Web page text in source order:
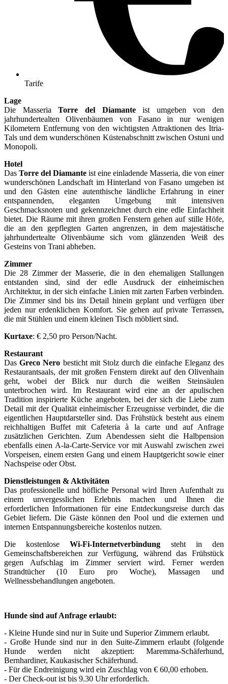
Tarife
Lage
Die MasseriaTorre del Diamanteist umgeben von den
jahrhundertealten Olivenbäumen von Fasano in nur wenigen
Kilometern Entfernung von den wichtigsten Attraktionen des Itria-
Tals und dem wunderschönen Küstenabschnitt zwischen Ostuni und
Monopoli.
Hotel
Das Torre del Diamante ist eine einladende Masseria, die von einer
wunderschönen Landschaft im Hinterland von Fasano umgeben ist
und den Gästen eine autenthische ländliche Erfahrung in einer
entspannenden, eleganten Umgebung mit intensiven
Geschmacksnoten und gekennzeichnet durch eine edle Einfachheit
bietet. Die Räume mit ihren großen Fenstern gehen auf stille Höfe,
die an den gepflegten Garten angrenzen, in dem majestätische
jahrhundertealte Olivenbäume sich vom glänzenden Weiß des
Gesteins von Trani abheben.
Zimmer
Die 28 Zimmer der Masserie, die in den ehemaligen Stallungen
entstanden sind, sind der edle Ausdruck der einheimischen
Architektur, in der sich einfache Linien mit zarten Farben verbinden.
Die Zimmer sind bis ins Detail hinein geplant und verfügen über
jeden nur erdenklichen Komfort. Sie gehen auf private Terrassen,
die mit Stühlen und einem kleinen Tisch möbliert sind.
Kurtaxe: € 2,50 pro Person/Nacht.
Restaurant
DasGreco Nero besticht mit Stolz durch die einfache Eleganz des
Restaurantsaals, der mit großen Fenstern direkt auf den Olivenhain
geht, wobei der Blick nur durch die weißen Steinsäulen
unterbrochen wird. Im Restaurant wird eine an der apulischen
Tradition inspirierte Küche angeboten, bei der sich die Liebe zum
Detail mit der Qualität einheimischer Erzeugnisse verbindet, die die
eigentlichen Hauptdarsteller sind. Das Frühstück besteht aus einem
reichhaltigen Buffet mit Cafeteria à la carte und auf Anfrage
zusätzlichen Gerichten. Zum Abendessen sieht die Halbpension
ebenfalls einen A-la-Carte-Service vor mit Auswahl zwischen zwei
Vorspeisen, einem ersten Gang und einem Hauptgericht sowie einer
Nachspeise oder Obst.
Dienstleistungen & Aktivitäten
Das professionelle und höfliche Personal wird Ihren Aufenthalt zu
einem unvergesslichen Erlebnis machen und Ihnen die
erforderlichen Informationen für eine Entdeckungsreise durch das
Gebiet liefern. Die Gäste können den Pool und die externen und
internen Entspannungsbereiche kostenlos nutzen.
Die kostenloseWi-Fi-Internetverbindung steht in den
Gemeinschaftsbereichen zur Verfügung, während das Frühstück
gegen Aufschlag im Zimmer serviert wird. Ferner werden
Strandtücher (10 Euro pro Woche), Massagen und
Wellnessbehandlungen angeboten.
Hunde sind auf Anfrage erlaubt:
- Kleine Hunde sind nur in Suite und Superior Zimmern erlaubt.
- Große Hunde sind nur in den Suite-Zimmern erlaubt (folgende
Hunde werden nicht akzeptiert: Maremma-Schäferhund,
Bernhardiner, Kaukasischer Schäferhund.
- Für die Endreinigung wird ein Zuschlag von € 60,00 erhoben.
- Der Check-out ist bis 9.30 Uhr erforderlich.